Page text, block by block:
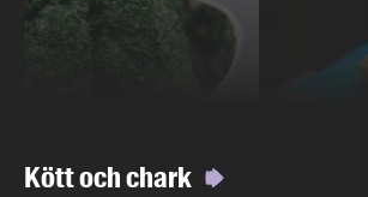
Kött och chark